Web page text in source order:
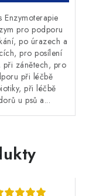
Enzymoterapie
pro podporu
po úrazech a
pro posílení
při zánětech, pro
při léčbě
při léčbě
u psů a...